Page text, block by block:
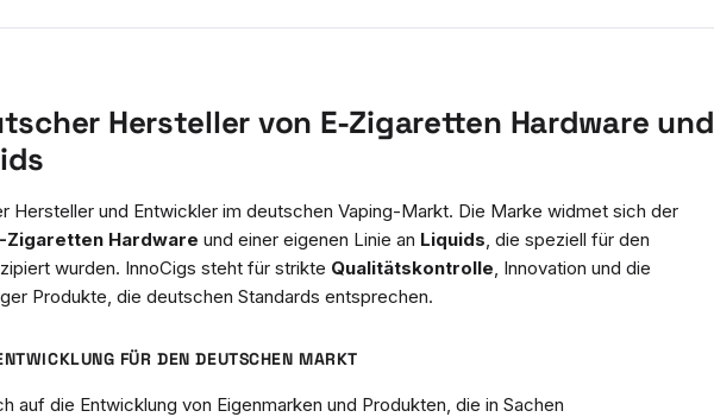
Hersteller von E-Zigaretten Hardware und
Hersteller und Entwickler im deutschen Vaping-Markt. Die Marke widmet sich der
Zigaretten Hardware und einer eigenen Linie an Liquids , die speziell für den
wurden. InnoCigs steht für strikte Qualitätskontrolle , Innovation und die
Produkte, die deutschen Standards entsprechen.
FÜR DEN DEUTSCHEN MARKT
auf die Entwicklung von Eigenmarken und Produkten, die in Sachen